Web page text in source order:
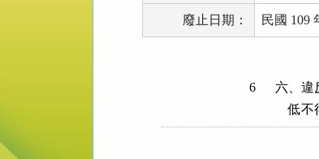
廢止日期： 民國 109
6
六、違
低